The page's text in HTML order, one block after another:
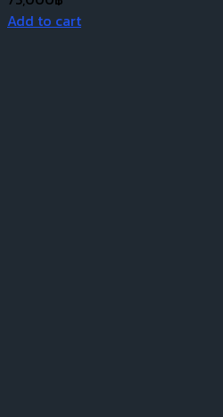
Add to cart